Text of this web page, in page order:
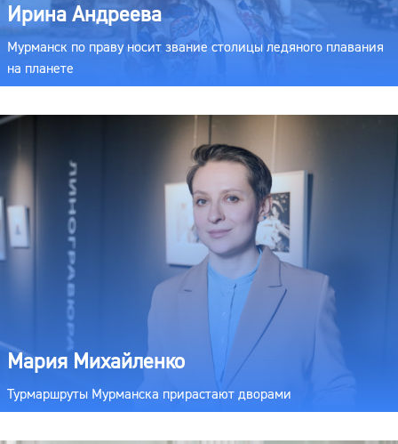
Ирина Андреева
Мурманск по праву носит звание столицы ледяного плавания
на планете
Мария Михайленко
Турмаршруты Мурманска прирастают дворами